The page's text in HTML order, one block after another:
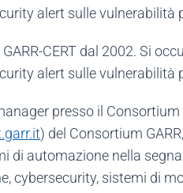
alert sulle vulnerabilità
CERT dal 2002. Si
alert sulle vulnerabilità
presso il Consortium
) del Consortium
di automazione nella
cybersecurity, sistemi di